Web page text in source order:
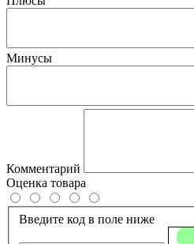
Минусы
Комментарий
Оценка товара
Введите код в поле ниже